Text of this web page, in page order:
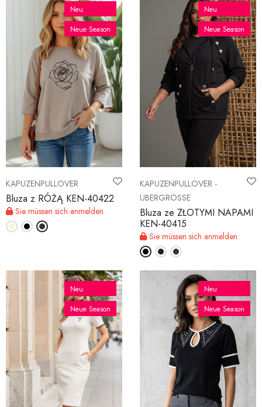
KAPUZENPULLOVER
Bluza z RÓŻĄ KEN-40422
Sie müssen sich anmelden
Neu
Neue Season
KAPUZENPULLOVER -
ÜBERGRÖSSE
Bluza ze ZŁOTYMI NAPAMI
KEN-40415
Sie müssen sich anmelden
Neu
Neue Season
Neu
Neue Season
Neu
Neue Season